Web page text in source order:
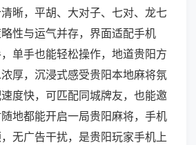
晰，平胡、大对子、七对、龙七
性与运气并存，界面适配手机
单手也能轻松操作，地道贵阳方
厚，沉浸式感受贵阳本地麻将氛
度快，可匹配同城牌友，也能邀
地都能开启一局贵阳麻将，手机
无广告干扰，是贵阳玩家手机上